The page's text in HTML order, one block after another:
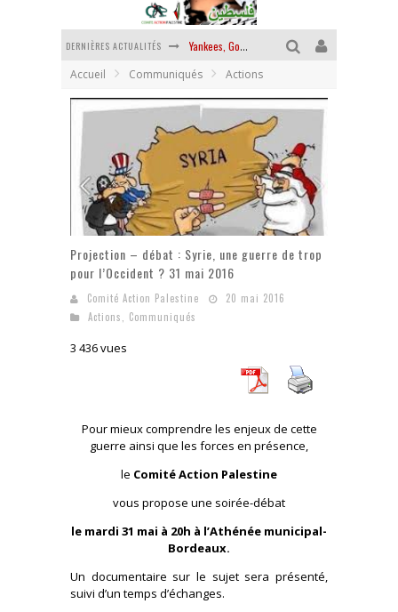
DERNIÈRES ACTUALITÉS Yankees, Go home !
Chantage terroriste
La guerre sioniste, la guerre démographique
Accueil Communiqués Actions
Projection – débat : Syrie, une guerre de trop
pour l’Occident ? 31 mai 2016
Comité Action Palestine
20 mai 2016
Actions
Communiqués
3 436 vues
Pour mieux comprendre les enjeux de cette
guerre ainsi que les forces en présence,
le Comité Action Palestine
vous propose une soirée-débat
le mardi 31 mai à 20h à l’Athénée municipal-
Bordeaux.
Un documentaire sur le sujet sera présenté,
suivi d’un temps d’échanges.